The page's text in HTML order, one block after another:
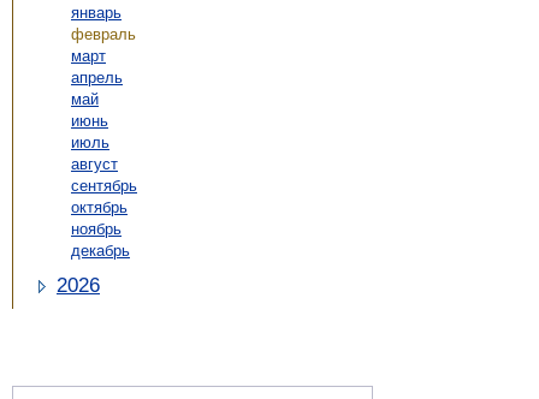
январь
февраль
март
апрель
май
июнь
июль
август
сентябрь
октябрь
ноябрь
декабрь
2026